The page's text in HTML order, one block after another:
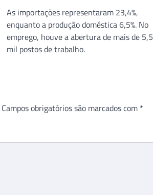
As importações representaram 23,4%,
enquanto a produção doméstica 6,5%. No
emprego, houve a abertura de mais de 5,5
mil postos de trabalho.
Campos obrigatórios são marcados com *